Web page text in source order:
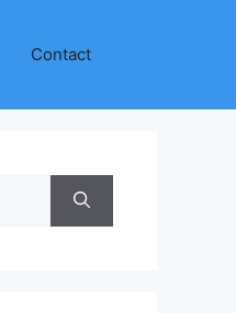
Contact